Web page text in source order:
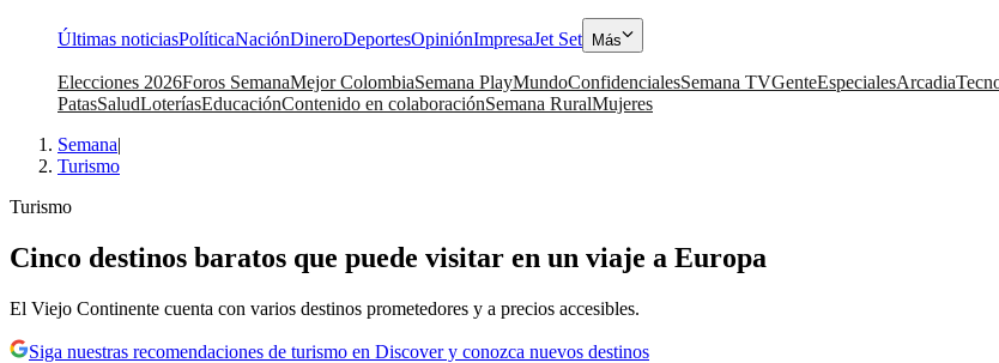
Últimas noticiasPolíticaNaciónDineroDeportesOpiniónImpresaJet Set Más
Elecciones 2026Foros SemanaMejor ColombiaSemana PlayMundoConfidencialesSemana TVGenteEspecialesArcadia
PatasSaludLoteríasEducaciónContenido en colaboraciónSemana RuralMujeres
Semana|
Turismo
Turismo
Cinco destinos baratos que puede visitar en un viaje a Europa
El Viejo Continente cuenta con varios destinos prometedores y a precios accesibles.
Siga nuestras recomendaciones de turismo en Discover y conozca nuevos destinos